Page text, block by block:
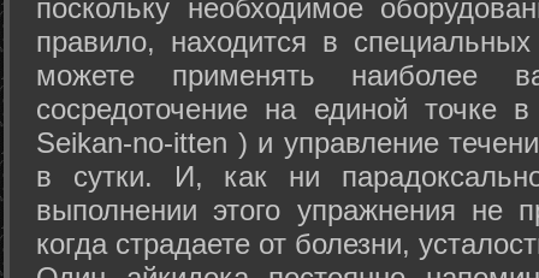
поскольку необходимое
правило, находится в
можете применять наиболее
сосредоточение на единой точке
Seikan-­no-­itten ) и управление
в сутки. И, как ни
выполнении этого упражнения не
когда страдаете от болезни,